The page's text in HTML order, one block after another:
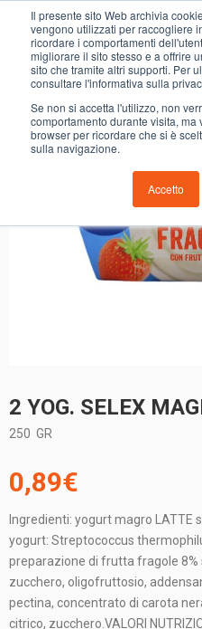
Il presente sito Web archivia
vengono utilizzati per raccogliere
ricordare i comportamenti
migliorare il sito stesso e a offrire
sito che tramite altri supporti. Per
consultare l'informativa sulla
Se non si accetta l'utilizzo, non
comportamento durante visita,
browser per ricordare che si è
sulla navigazione.
Accetto
2 YOG. SELEX
2 YOG. SELEX
250 GR
0,89€
Ingredienti: yogurt magro
yogurt: Streptococcus
preparazione di frutta fragole
zucchero, oligofruttosio,
pectina, concentrato di carota
citrico, zucchero.VALORI